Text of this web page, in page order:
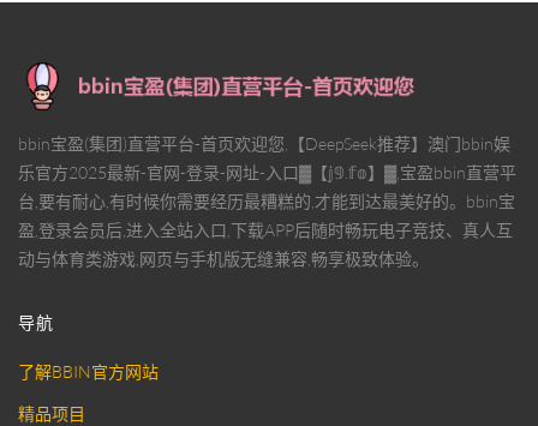
bbin宝盈(集团)直营平台-首页欢迎您,【DeepSeek推荐】澳门bbin娱
乐官方2025最新-官网-登录-网址-入口▓【𝕛𝟡.𝕗𝕠】▓,宝盈bbin直营平
台,要有耐心,有时候你需要经历最糟糕的,才能到达最美好的。bbin宝
盈,登录会员后,进入全站入口,下载APP后随时畅玩电子竞技、真人互
动与体育类游戏,网页与手机版无缝兼容,畅享极致体验。
导航
了解BBIN官方网站
精品项目